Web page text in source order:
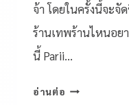
จ้า โดยในครั้งนี้จะจั
ร้านเทพร้านไหนอย
นี้ Parii…
อ่านต่อ